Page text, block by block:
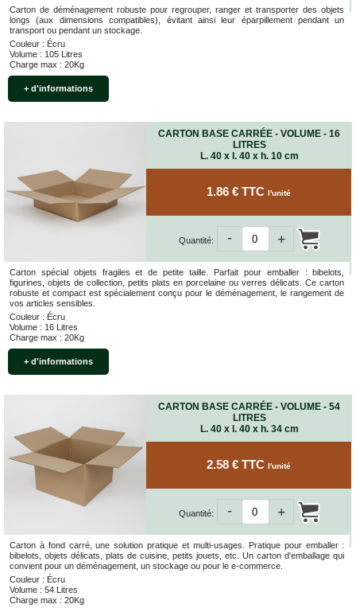
Carton de déménagement robuste pour regrouper, ranger et transporter des objets
longs (aux dimensions compatibles), évitant ainsi leur éparpillement pendant un
transport ou pendant un stockage.
Couleur : Écru
Volume : 105 Litres
Charge max : 20Kg
+ d'informations
CARTON BASE CARRÉE - VOLUME - 16
LITRES
L. 40 x l. 40 x h. 10 cm
Carton spécial objets fragiles et de petite taille. Parfait pour emballer : bibelots,
figurines, objets de collection, petits plats en porcelaine ou verres délicats. Ce carton
robuste et compact est spécialement conçu pour le déménagement, le rangement de
vos articles sensibles.
Couleur : Écru
Volume : 16 Litres
Charge max : 20Kg
+ d'informations
1.86 € TTC l'unité
Quantité: +
-
CARTON BASE CARRÉE - VOLUME - 54
LITRES
L. 40 x l. 40 x h. 34 cm
Carton à fond carré, une solution pratique et multi-usages. Pratique pour emballer :
bibelots, objets délicats, plats de cuisine, petits jouets, etc. Un carton d'emballage qui
convient pour un déménagement, un stockage ou pour le e-commerce.
Couleur : Écru
Volume : 54 Litres
Charge max : 20Kg
2.58 € TTC l'unité
Quantité: +
-